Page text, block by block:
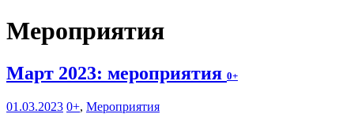
Мероприятия
Март 2023: мероприятия 0+
01.03.2023 0+, Мероприятия